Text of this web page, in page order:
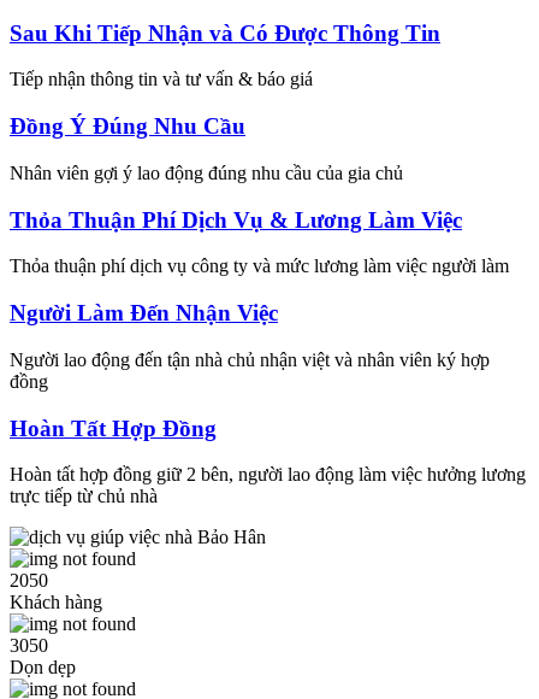
Sau Khi Tiếp Nhận và Có Được Thông Tin
Tiếp nhận thông tin và tư vấn & báo giá
Đồng Ý Đúng Nhu Cầu
Nhân viên gợi ý lao động đúng nhu cầu của gia chủ
Thỏa Thuận Phí Dịch Vụ & Lương Làm Việc
Thỏa thuận phí dịch vụ công ty và mức lương làm việc người làm
Người Làm Đến Nhận Việc
Người lao động đến tận nhà chủ nhận việt và nhân viên ký hợp
đồng
Hoàn Tất Hợp Đồng
Hoàn tất hợp đồng giữ 2 bên, người lao động làm việc hưởng lương
trực tiếp từ chủ nhà
2050
Khách hàng
3050
Dọn dẹp